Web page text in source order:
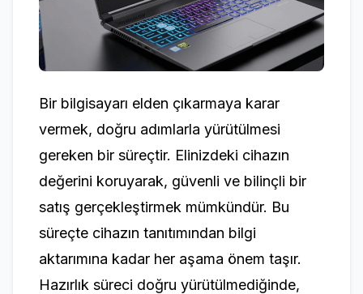
Bir bilgisayarı elden çıkarmaya karar
vermek, doğru adımlarla yürütülmesi
gereken bir süreçtir. Elinizdeki cihazın
değerini koruyarak, güvenli ve bilinçli bir
satış gerçekleştirmek mümkündür. Bu
süreçte cihazın tanıtımından bilgi
aktarımına kadar her aşama önem taşır.
Hazırlık süreci doğru yürütülmediğinde,